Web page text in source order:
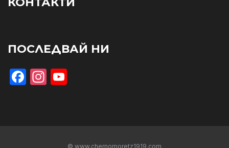
ПОСЛЕДВАЙ НИ
Facebook
Instagram
© www.chernomoretz1919.com